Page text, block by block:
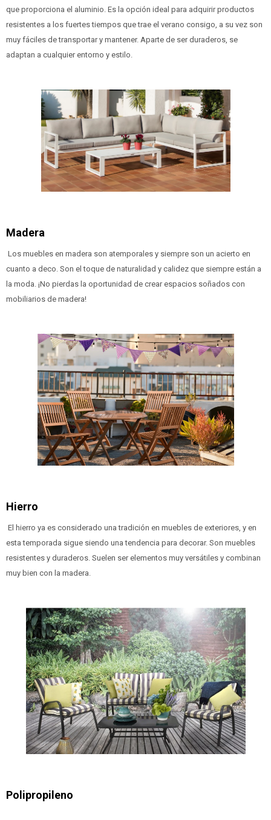
que proporciona el aluminio. Es la opción ideal para adquirir productos
resistentes a los fuertes tiempos que trae el verano consigo, a su vez son
muy fáciles de transportar y mantener. Aparte de ser duraderos, se
adaptan a cualquier entorno y estilo.
Madera
Los muebles en madera son atemporales y siempre son un acierto en
cuanto a deco. Son el toque de naturalidad y calidez que siempre están a
la moda. ¡No pierdas la oportunidad de crear espacios soñados con
mobiliarios de madera!
Hierro
El hierro ya es considerado una tradición en muebles de exteriores, y en
esta temporada sigue siendo una tendencia para decorar. Son muebles
resistentes y duraderos. Suelen ser elementos muy versátiles y combinan
muy bien con la madera.
Polipropileno